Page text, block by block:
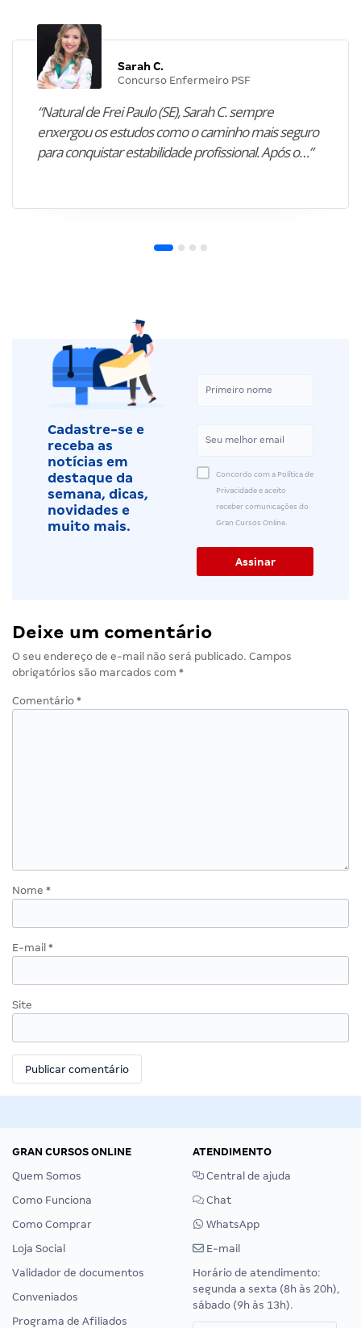
Sarah C.
Concurso Enfermeiro PSF
“Natural de Frei Paulo (SE), Sarah C. sempre
enxergou os estudos como o caminho mais seguro
para conquistar estabilidade profissional. Após o…”
Cadastre-se e
receba as
notícias em
destaque da
semana, dicas,
novidades e
muito mais.
Concordo com a Política de
Privacidade e aceito
receber comunicações do
Gran Cursos Online.
Deixe um comentário
O seu endereço de e-mail não será publicado. Campos
obrigatórios são marcados com *
Comentário *
Nome *
E-mail *
Site
GRAN CURSOS ONLINE
Quem Somos
Como Funciona
Como Comprar
Loja Social
Validador de documentos
Conveniados
Programa de Afiliados
ATENDIMENTO
Central de ajuda
Chat
WhatsApp
E-mail
Horário de atendimento:
segunda a sexta (8h às 20h),
sábado (9h às 13h).